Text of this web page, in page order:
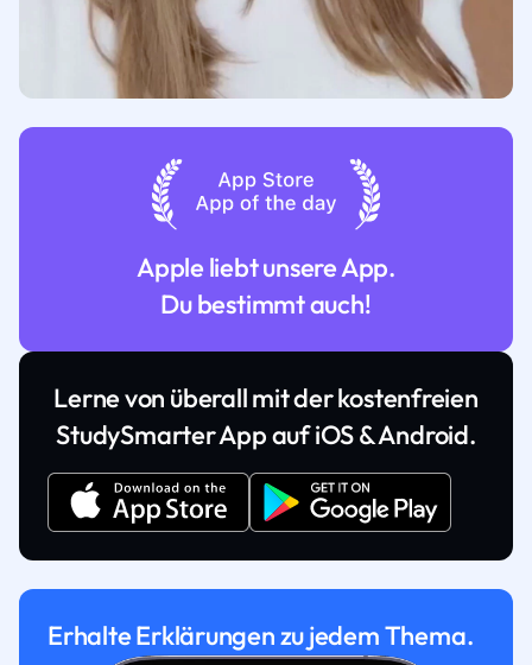
Apple liebt unsere App.
Du bestimmt auch!
Lerne von überall mit der kostenfreien
StudySmarter App auf iOS & Android.
Erhalte Erklärungen zu jedem Thema.